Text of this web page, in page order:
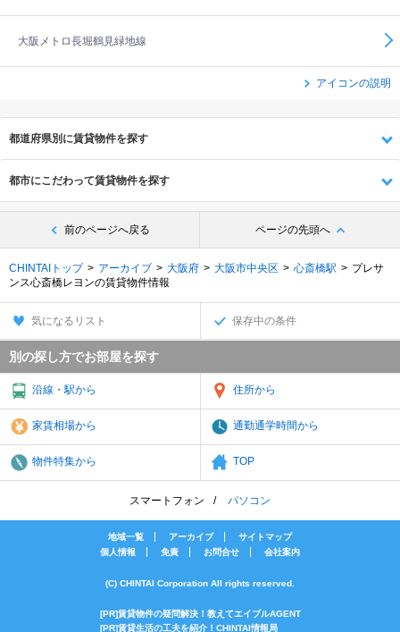
大阪メトロ長堀鶴見緑地線
アイコンの説明
都道府県別に賃貸物件を探す
都市にこだわって賃貸物件を探す
前のページへ戻る ページの先頭へ
CHINTAIトップ アーカイブ 大阪府 大阪市中央区 心斎橋駅
プレサ
ンス心斎橋レヨンの賃貸物件情報
気になるリスト 保存中の条件
別の探し方でお部屋を探す
沿線・駅から 住所から
家賃相場から 通勤通学時間から
物件特集から TOP
スマートフォン パソコン
地域一覧 アーカイブ
サイトマップ
個人情報
免責 お問合せ 会社案内
(C) CHINTAI Corporation All rights reserved.
[PR]賃貸物件の疑問解決！教えてエイブルAGENT
[PR]賃貸生活の工夫を紹介！CHINTAI情報局